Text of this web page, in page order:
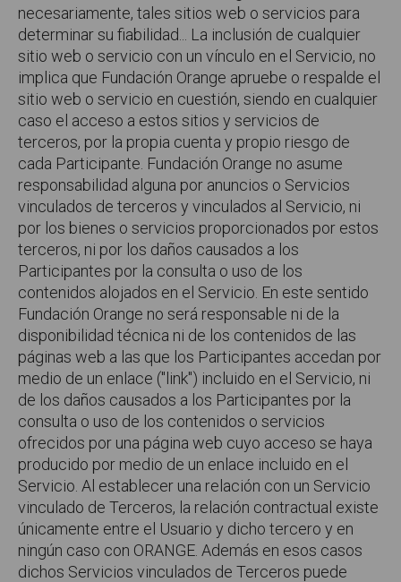
necesariamente, tales sitios web o servicios para
determinar su fiabilidad... La inclusión de cualquier
sitio web o servicio con un vínculo en el Servicio, no
implica que Fundación Orange apruebe o respalde el
sitio web o servicio en cuestión, siendo en cualquier
caso el acceso a estos sitios y servicios de
terceros, por la propia cuenta y propio riesgo de
cada Participante. Fundación Orange no asume
responsabilidad alguna por anuncios o Servicios
vinculados de terceros y vinculados al Servicio, ni
por los bienes o servicios proporcionados por estos
terceros, ni por los daños causados a los
Participantes por la consulta o uso de los
contenidos alojados en el Servicio. En este sentido
Fundación Orange no será responsable ni de la
disponibilidad técnica ni de los contenidos de las
páginas web a las que los Participantes accedan por
medio de un enlace ("link") incluido en el Servicio, ni
de los daños causados a los Participantes por la
consulta o uso de los contenidos o servicios
ofrecidos por una página web cuyo acceso se haya
producido por medio de un enlace incluido en el
Servicio. Al establecer una relación con un Servicio
vinculado de Terceros, la relación contractual existe
únicamente entre el Usuario y dicho tercero y en
ningún caso con ORANGE. Además en esos casos
dichos Servicios vinculados de Terceros puede